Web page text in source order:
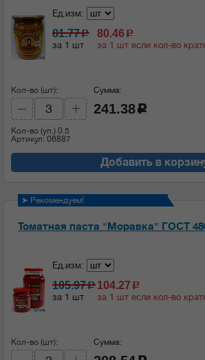
Ед.изм:
81.77c
за 1 шт
80.46 c
за 1 шт если кол-во
Кол-во (шт):
Кол-во (уп.) 0.5
Артикул: 06887
Сумма:
241.38 c
Добавить в
➤ Рекомендуем!
Томатная паста "Моравка" ГОСТ
Ед.изм:
105.97c
за 1 шт
104.27 c
за 1 шт если кол-во
Кол-во (шт): Сумма: